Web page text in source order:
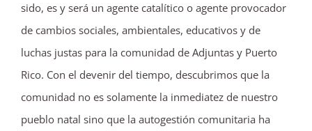
sido, es y será un agente catalítico o agente provocador
de cambios sociales, ambientales, educativos y de
luchas justas para la comunidad de Adjuntas y Puerto
Rico. Con el devenir del tiempo, descubrimos que la
comunidad no es solamente la inmediatez de nuestro
pueblo natal sino que la autogestión comunitaria ha